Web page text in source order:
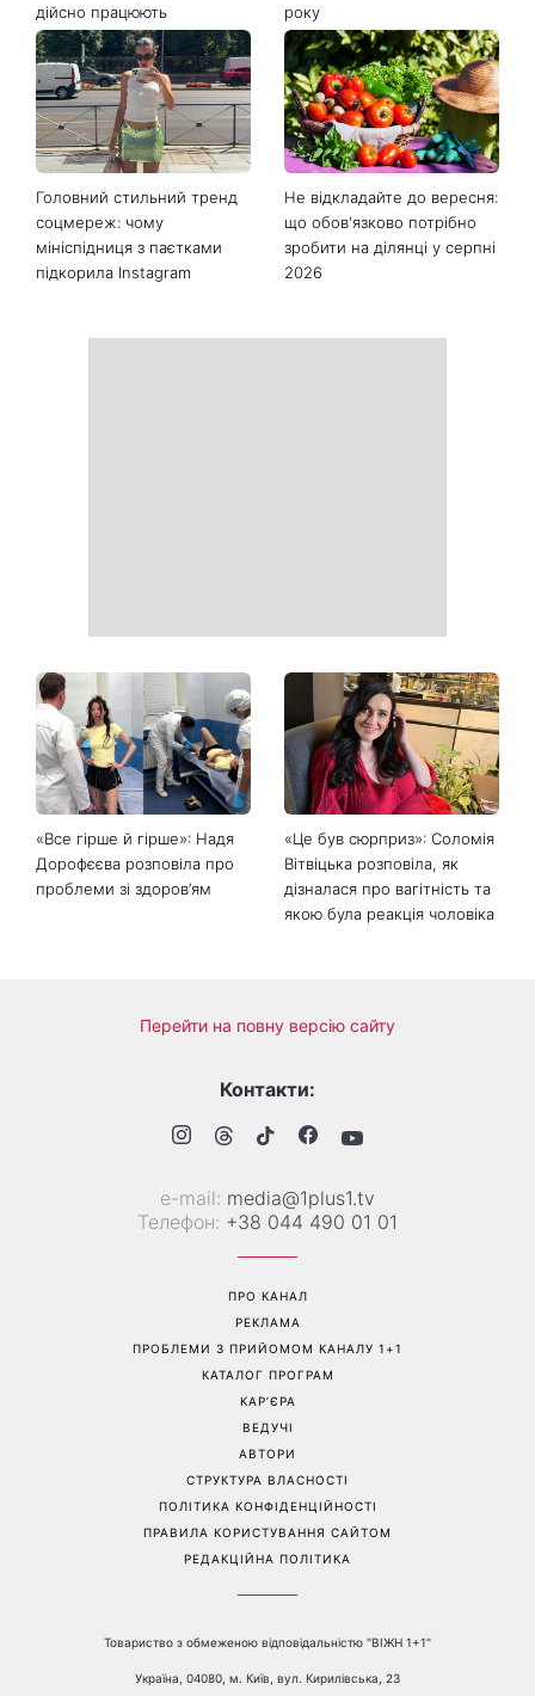
дійсно працюють
року
Головний стильний тренд
соцмереж: чому
мініспідниця з паєтками
підкорила Instagram
Не відкладайте до вересня:
що обов'язково потрібно
зробити на ділянці у серпні
2026
«Все гірше й гірше»: Надя
Дорофєєва розповіла про
проблеми зі здоров’ям
«Це був сюрприз»: Соломія
Вітвіцька розповіла, як
дізналася про вагітність та
якою була реакція чоловіка
Перейти на повну версію сайту
Контакти:
е-mail: media@1plus1.tv
Телефон: +38 044 490 01 01
ПРО КАНАЛ
РЕКЛАМА
ПРОБЛЕМИ З ПРИЙОМОМ КАНАЛУ 1+1
КАТАЛОГ ПРОГРАМ
КАР’ЄРА
ВЕДУЧІ
АВТОРИ
СТРУКТУРА ВЛАСНОСТІ
ПОЛІТИКА КОНФІДЕНЦІЙНОСТІ
ПРАВИЛА КОРИСТУВАННЯ САЙТОМ
РЕДАКЦІЙНА ПОЛІТИКА
Товариство з обмеженою відповідальністю "ВІЖН 1+1"
Україна, 04080, м. Київ, вул. Кирилівська, 23